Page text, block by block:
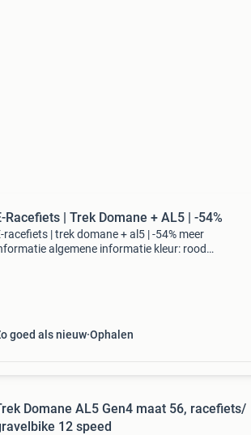
Racefiets | Trek Domane + AL5 | -54%
racefiets | trek domane + al5 | -54% meer
algemene informatie kleur: rood
goed als nieuw Ophalen
Domane AL5 Gen4 maat 56, racefiets/
12 speed